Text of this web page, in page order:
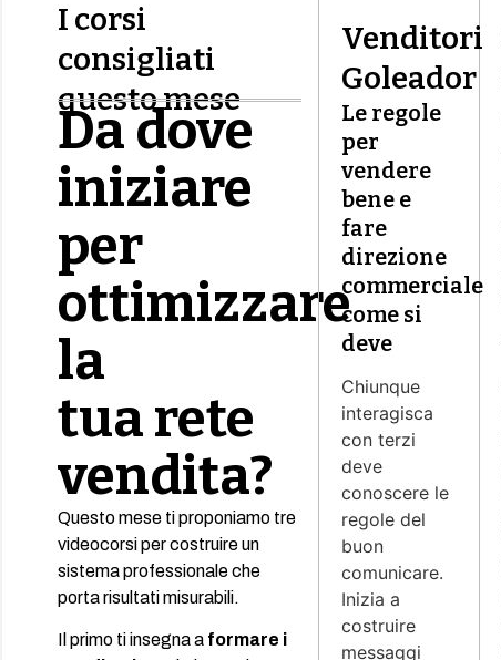
I corsi
consigliati
questo mese
Da dove
iniziare
per
ottimizzare
la
tua rete
vendita?
Questo mese ti proponiamo tre
videocorsi per costruire un
sistema professionale che
porta risultati misurabili.
Il primo ti insegna a formare i
Venditori
Goleador
Le regole
per
vendere
bene e
fare
direzione
commerciale
come si
deve
Chiunque
interagisca
con terzi
deve
conoscere le
regole del
buon
comunicare.
Inizia a
costruire
messaggi